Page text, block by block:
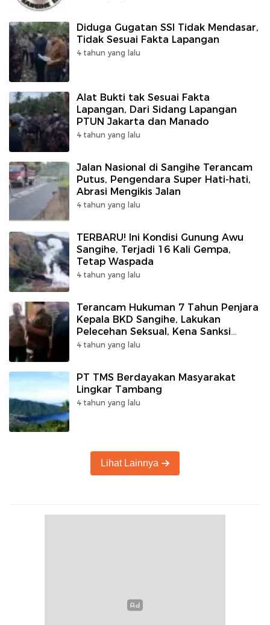
Diduga Gugatan SSI Tidak Mendasar,
Tidak Sesuai Fakta Lapangan
4 tahun yang lalu
Alat Bukti tak Sesuai Fakta
Lapangan, Dari Sidang Lapangan
PTUN Jakarta dan Manado
4 tahun yang lalu
Jalan Nasional di Sangihe Terancam
Putus, Pengendara Super Hati-hati,
Abrasi Mengikis Jalan
4 tahun yang lalu
TERBARU! Ini Kondisi Gunung Awu
Sangihe, Terjadi 16 Kali Gempa,
Tetap Waspada
4 tahun yang lalu
Terancam Hukuman 7 Tahun Penjara
Kepala BKD Sangihe, Lakukan
Pelecehan Seksual, Kena Sanksi
Sosial, Dicopot Dari Jabatan
4 tahun yang lalu
PT TMS Berdayakan Masyarakat
Lingkar Tambang
4 tahun yang lalu
Lihat Lainnya